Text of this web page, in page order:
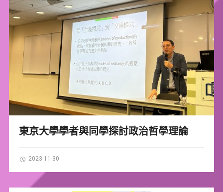
東京大學學者與同學探討政治哲學理論
2023-11-30